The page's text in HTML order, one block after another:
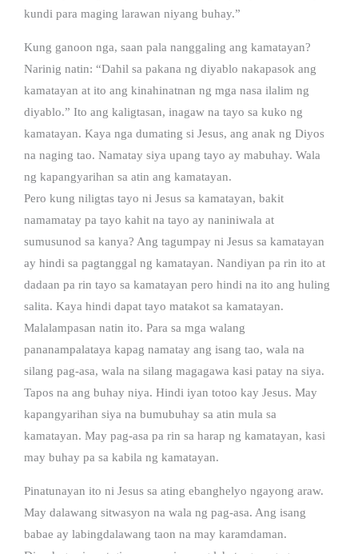
kundi para maging larawan niyang buhay.”
Kung ganoon nga, saan pala nanggaling ang kamatayan?
Narinig natin: “Dahil sa pakana ng diyablo nakapasok ang
kamatayan at ito ang kinahinatnan ng mga nasa ilalim ng
diyablo.” Ito ang kaligtasan, inagaw na tayo sa kuko ng
kamatayan. Kaya nga dumating si Jesus, ang anak ng Diyos
na naging tao. Namatay siya upang tayo ay mabuhay. Wala
ng kapangyarihan sa atin ang kamatayan.
Pero kung niligtas tayo ni Jesus sa kamatayan, bakit
namamatay pa tayo kahit na tayo ay naniniwala at
sumusunod sa kanya? Ang tagumpay ni Jesus sa kamatayan
ay hindi sa pagtanggal ng kamatayan. Nandiyan pa rin ito at
dadaan pa rin tayo sa kamatayan pero hindi na ito ang huling
salita. Kaya hindi dapat tayo matakot sa kamatayan.
Malalampasan natin ito. Para sa mga walang
pananampalataya kapag namatay ang isang tao, wala na
silang pag-asa, wala na silang magagawa kasi patay na siya.
Tapos na ang buhay niya. Hindi iyan totoo kay Jesus. May
kapangyarihan siya na bumubuhay sa atin mula sa
kamatayan. May pag-asa pa rin sa harap ng kamatayan, kasi
may buhay pa sa kabila ng kamatayan.
Pinatunayan ito ni Jesus sa ating ebanghelyo ngayong araw.
May dalawang sitwasyon na wala ng pag-asa. Ang isang
babae ay labingdalawang taon na may karamdaman.